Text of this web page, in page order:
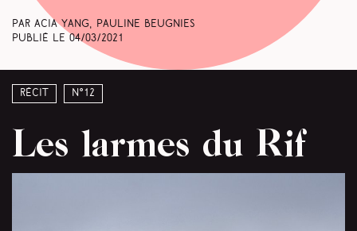
Par Acia Yang, Pauline Beugnies
Publié le 04/03/2021
Récit N°12
Les larmes du Rif